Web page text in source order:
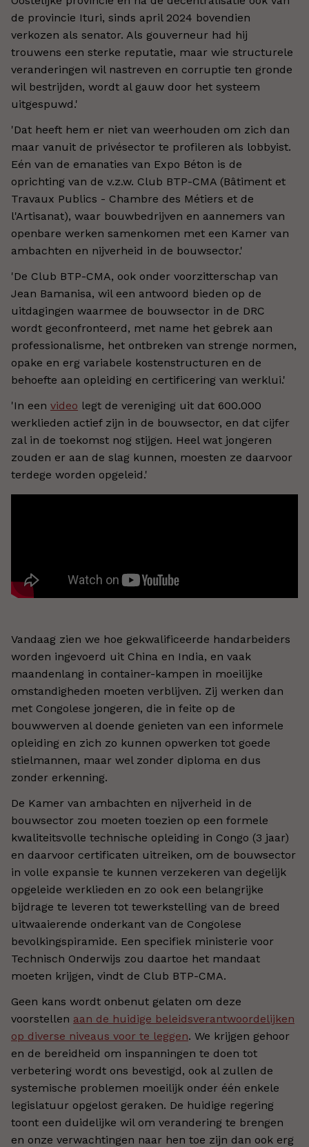
de provincie Ituri, sinds april 2024 bovendien
verkozen als senator. Als gouverneur had hij
trouwens een sterke reputatie, maar wie structurele
veranderingen wil nastreven en corruptie ten gronde
wil bestrijden, wordt al gauw door het systeem
uitgespuwd.'
'Dat heeft hem er niet van weerhouden om zich dan
maar vanuit de privésector te profileren als lobbyist.
Eén van de emanaties van Expo Béton is de
oprichting van de v.z.w. Club BTP-CMA (Bâtiment et
Travaux Publics - Chambre des Métiers et de
l'Artisanat), waar bouwbedrijven en aannemers van
openbare werken samenkomen met een Kamer van
ambachten en nijverheid in de bouwsector.'
'De Club BTP-CMA, ook onder voorzitterschap van
Jean Bamanisa, wil een antwoord bieden op de
uitdagingen waarmee de bouwsector in de DRC
wordt geconfronteerd, met name het gebrek aan
professionalisme, het ontbreken van strenge normen,
opake en erg variabele kostenstructuren en de
behoefte aan opleiding en certificering van werklui.'
'In een video legt de vereniging uit dat 600.000
werklieden actief zijn in de bouwsector, en dat cijfer
zal in de toekomst nog stijgen. Heel wat jongeren
zouden er aan de slag kunnen, moesten ze daarvoor
terdege worden opgeleid.'
Vandaag zien we hoe gekwalificeerde handarbeiders
worden ingevoerd uit China en India, en vaak
maandenlang in container-kampen in moeilijke
omstandigheden moeten verblijven. Zij werken dan
met Congolese jongeren, die in feite op de
bouwwerven al doende genieten van een informele
opleiding en zich zo kunnen opwerken tot goede
stielmannen, maar wel zonder diploma en dus
zonder erkenning.
De Kamer van ambachten en nijverheid in de
bouwsector zou moeten toezien op een formele
kwaliteitsvolle technische opleiding in Congo (3 jaar)
en daarvoor certificaten uitreiken, om de bouwsector
in volle expansie te kunnen verzekeren van degelijk
opgeleide werklieden en zo ook een belangrijke
bijdrage te leveren tot tewerkstelling van de breed
uitwaaierende onderkant van de Congolese
bevolkingspiramide. Een specifiek ministerie voor
Technisch Onderwijs zou daartoe het mandaat
moeten krijgen, vindt de Club BTP-CMA.
Geen kans wordt onbenut gelaten om deze
voorstellen aan de huidige beleidsverantwoordelijken
op diverse niveaus voor te leggen. We krijgen gehoor
en de bereidheid om inspanningen te doen tot
verbetering wordt ons bevestigd, ook al zullen de
systemische problemen moeilijk onder één enkele
legislatuur opgelost geraken. De huidige regering
toont een duidelijke wil om verandering te brengen
en onze verwachtingen naar hen toe zijn dan ook erg